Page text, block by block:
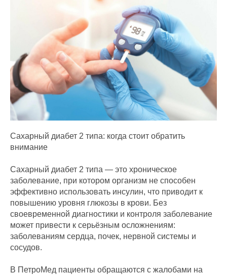
Сахарный диабет 2 типа: когда стоит обратить
внимание
Сахарный диабет 2 типа — это хроническое
заболевание, при котором организм не способен
эффективно использовать инсулин, что приводит к
повышению уровня глюкозы в крови. Без
своевременной диагностики и контроля заболевание
может привести к серьёзным осложнениям:
заболеваниям сердца, почек, нервной системы и
сосудов.
В ПетроМед пациенты обращаются с жалобами на